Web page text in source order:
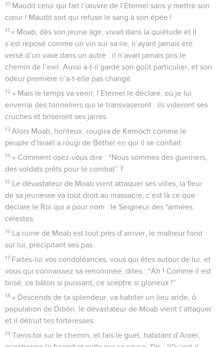
10 Maudit celui qui fait l’œuvre de l’Eternel sans y mettre son
cœur ! Maudit soit qui refuse le sang à son épée !
11 « Moab, dès son jeune âge, vivait dans la quiétude et il
s’est reposé comme un vin sur sa lie, n’ayant jamais été
versé d’un vase dans un autre : il n’avait jamais pris le
chemin de l’exil. Aussi a-t-il gardé son goût particulier, et son
odeur première n’a-t-elle pas changé.
12 « Mais le temps va venir, l’Eternel le déclare, où je lui
enverrai des tonneliers qui le transvaseront : ils videront ses
cruches et briseront ses jarres.
13 Alors Moab, honteux, rougira de Kemoch comme le
peuple d’Israël a rougi de Béthel en qui il se confiait.
14 « Comment osez-vous dire : “Nous sommes des guerriers,
des soldats prêts pour le combat” ?
15 Le dévastateur de Moab vient attaquer ses villes, la fleur
de sa jeunesse va tout droit au massacre, c’est là ce que
déclare le Roi qui a pour nom : le Seigneur des *armées
célestes.
16 La ruine de Moab est tout près d’arriver, le malheur fond
sur lui, précipitant ses pas.
17 Faites-lui vos condoléances, vous qui êtes autour de lui, et
vous qui connaissez sa renommée, dites : “Ah ! Comme il est
brisé, ce bâton si puissant, ce sceptre si glorieux !”
18 « Descends de ta splendeur, va habiter un lieu aride, ô
population de Dibôn, le dévastateur de Moab vient t’attaquer
et il détruit tes forteresses.
19 Tiens-toi sur le chemin, et fais le guet, habitant d’Aroër,